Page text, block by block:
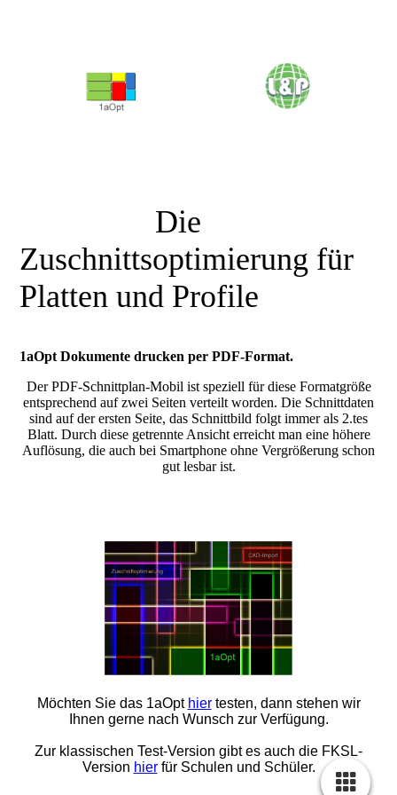
Die
Zuschnittsoptimierung für
Platten und Profile
1aOpt Dokumente drucken per PDF-Format.
Der PDF-Schnittplan-Mobil ist speziell für diese Formatgröße
entsprechend auf zwei Seiten verteilt worden. Die Schnittdaten
sind auf der ersten Seite, das Schnittbild folgt immer als 2.tes
Blatt. Durch diese getrennte Ansicht erreicht man eine höhere
Auflösung, die auch bei Smartphone ohne Vergrößerung schon
gut lesbar ist.
Möchten Sie das 1aOpt hiertesten, dann stehen wir
Ihnen gerne nach Wunsch zur Verfügung.
Zur klassischen Test-Version gibt es auch die FKSL-
Version hierfür Schulen und Schüler.